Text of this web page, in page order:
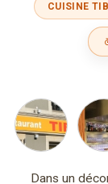
CUISINE
Dans un